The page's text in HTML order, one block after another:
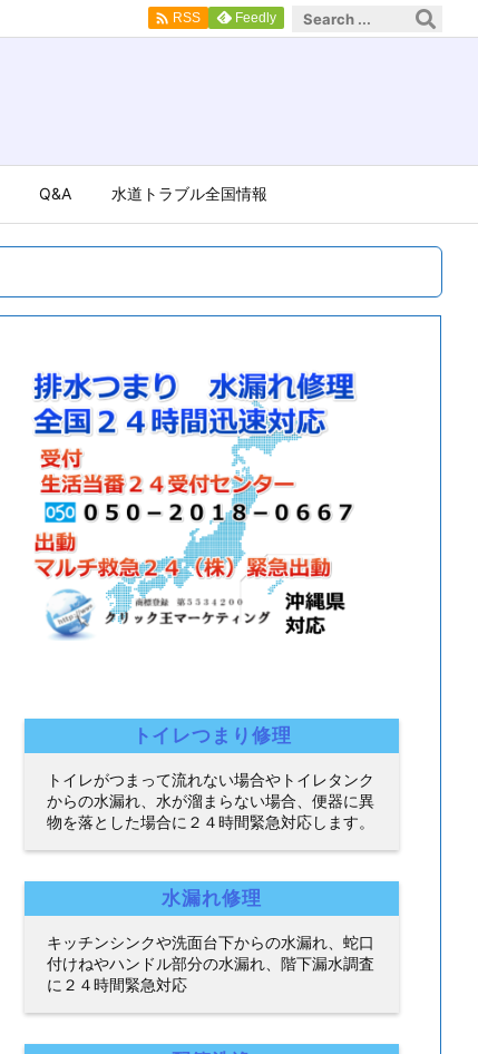
Q&A 水道トラブル全国情報
 RSS Feedly
トイレつまり修理
トイレがつまって流れない場合やトイレタンク
からの水漏れ、水が溜まらない場合、便器に異
物を落とした場合に２４時間緊急対応します。
水漏れ修理
キッチンシンクや洗面台下からの水漏れ、蛇口
付けねやハンドル部分の水漏れ、階下漏水調査
に２４時間緊急対応